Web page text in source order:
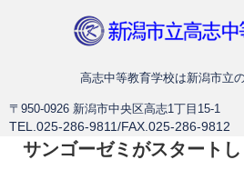
新潟市立高志中等
高志中等教育学校は新潟市立
〒950-0926 新潟市中央区高志1丁目15-1
TEL.025-286-9811/FAX.025-286-9812
サンゴーゼミがスタートし